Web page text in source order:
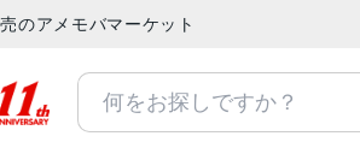
のアメモバマーケット